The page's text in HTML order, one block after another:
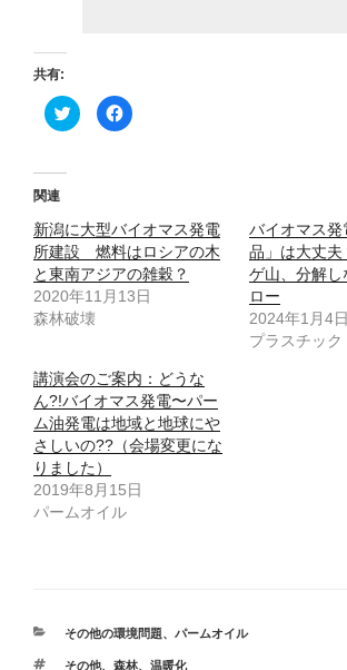
共有:
ク
リ
t
t
e
r
で
共
有
(
ウ
ィ
ン
ド
ウ
で
開
き
ま
す
)
F
a
共
有
す
る
に
は
て
く
だ
さ
い
(
新
い
ウ
ィ
)
関連
新潟に大型バイオマス発電
所建設 燃料はロシアの木
と東南アジアの雑穀？
2020年11月13日
森林破壊
バイオマス発
品」は大丈
ゲ山、分解し
ロー
2024年1月4日
プラスチック
講演会のご案内：どうな
ん?!バイオマス発電〜パー
ム油発電は地域と地球にや
さしいの??（会場変更にな
りました）
2019年8月15日
パームオイル
カ
その他の環境問題、 パームオイル
タ
その他、 森林、 温暖化